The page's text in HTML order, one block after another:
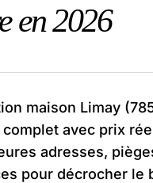
en 2026
maison Limay
avec prix
adresses,
pour décrocher le